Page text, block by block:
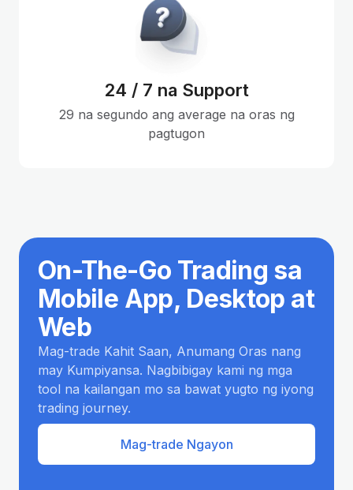
24 / 7 na Support
29 na segundo ang average na oras ng
pagtugon
On-The-Go Trading sa
Mobile App, Desktop at
Web
Mag-trade Kahit Saan, Anumang Oras nang
may Kumpiyansa. Nagbibigay kami ng mga
tool na kailangan mo sa bawat yugto ng iyong
trading journey.
Mag-trade Ngayon